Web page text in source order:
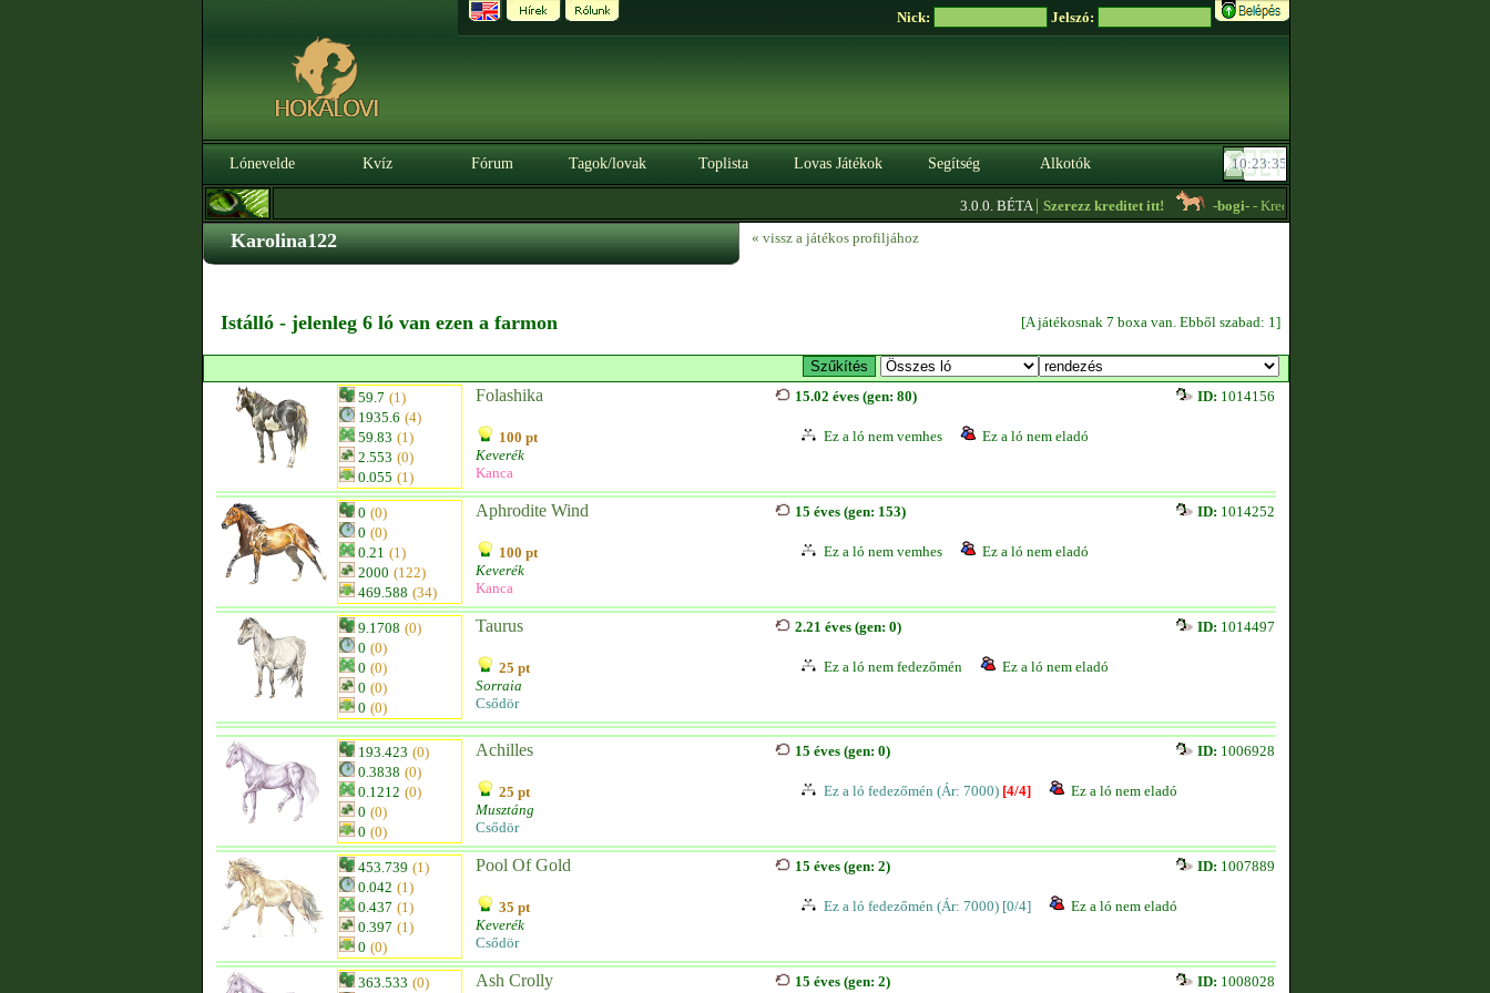
Nick: Jelszó:
Lónevelde Kvíz Fórum Tagok/lovak Toplista Lovas Játékok Segítség Alkotók
3.0.0. BÉTA|Szerezz kreditet itt! -bogi-- Krediteket keresek! -
Karolina122 « vissz a játékos profiljához
Istálló - jelenleg 6 ló van ezen a farmon [A játékosnak 7 boxa van. Ebből szabad: 1]
59.7 (1)
1935.6 (4)
59.83 (1)
2.553 (0)
0.055 (1)
Folashika
100 pt
Keverék
Kanca
15.02 éves (gen: 80) ID: 1014156
Ez a ló nem vemhes Ez a ló nem eladó
0 (0)
0 (0)
0.21 (1)
2000 (122)
469.588 (34)
Aphrodite Wind
100 pt
Keverék
Kanca
15 éves (gen: 153) ID: 1014252
Ez a ló nem vemhes Ez a ló nem eladó
9.1708 (0)
0 (0)
0 (0)
0 (0)
0 (0)
Taurus
25 pt
Sorraia
Csődör
2.21 éves (gen: 0) ID: 1014497
Ez a ló nem fedezőmén Ez a ló nem eladó
193.423 (0)
0.3838 (0)
0.1212 (0)
0 (0)
0 (0)
Achilles
25 pt
Musztáng
Csődör
15 éves (gen: 0) ID: 1006928
Ez a ló fedezőmén (Ár: 7000) [4/4] Ez a ló nem eladó
453.739 (1)
0.042 (1)
0.437 (1)
0.397 (1)
0 (0)
Pool Of Gold
35 pt
Keverék
Csődör
15 éves (gen: 2) ID: 1007889
Ez a ló fedezőmén (Ár: 7000) [0/4] Ez a ló nem eladó
363.533 (0) Ash Crolly 15 éves (gen: 2) ID: 1008028